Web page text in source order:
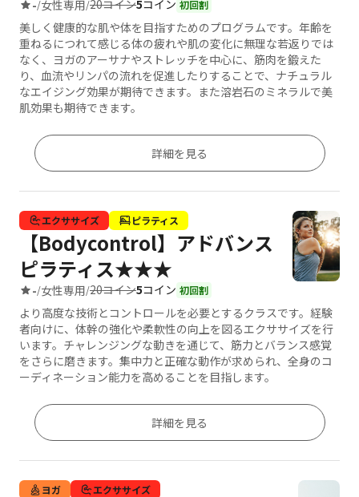
-/女性専用/20コイン5コイン 初回割
美しく健康的な肌や体を目指すためのプログラムです。年齢を
重ねるにつれて感じる体の疲れや肌の変化に無理な若返りでは
なく、ヨガのアーサナやストレッチを中心に、筋肉を鍛えた
り、血流やリンパの流れを促進したりすることで、ナチュラル
なエイジング効果が期待できます。また溶岩石のミネラルで美
肌効果も期待できます。
詳細を見る
エクササイズ ピラティス
【Bodycontrol】アドバンス
ピラティス★★★
-/女性専用/20コイン5コイン 初回割
より高度な技術とコントロールを必要とするクラスです。経験
者向けに、体幹の強化や柔軟性の向上を図るエクササイズを行
います。チャレンジングな動きを通じて、筋力とバランス感覚
をさらに磨きます。集中力と正確な動作が求められ、全身のコ
ーディネーション能力を高めることを目指します。
詳細を見る
ヨガ エクササイズ